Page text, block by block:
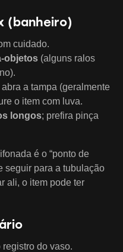
(banheiro)
cuidado.
objetos (alguns ralos
abra a tampa (geralmente
o item com luva.
longos; prefira pinça
é o “ponto de
seguir para a tubulação
ali, o item pode ter
registro do vaso.